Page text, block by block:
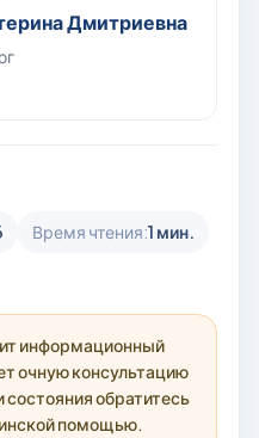
Дмитриевна
Время чтения:1 мин.
информационный
очную консультацию
обратитесь
помощью.